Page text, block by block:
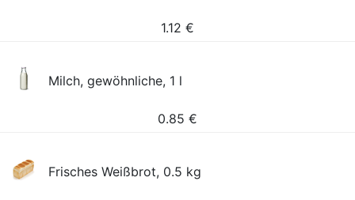
1.12 €
Milch, gewöhnliche, 1 l
0.85 €
Frisches Weißbrot, 0.5 kg